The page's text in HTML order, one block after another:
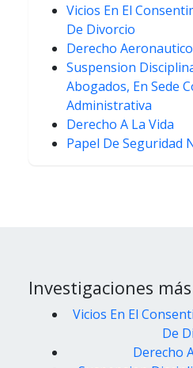
Vicios En El
De Divorcio
Derecho Aeronautico
Suspension
Abogados, En Sede
Administrativa
Derecho A La Vida
Papel De Seguridad
Investigaciones
Vicios En El
De
Derecho